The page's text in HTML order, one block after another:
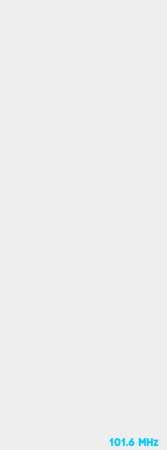
101.6 MHz